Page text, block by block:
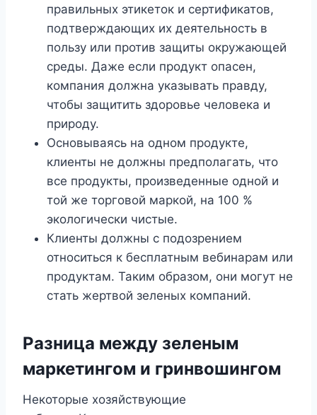
правильных этикеток и сертификатов,
подтверждающих их деятельность в
пользу или против защиты окружающей
среды. Даже если продукт опасен,
компания должна указывать правду,
чтобы защитить здоровье человека и
природу.
Основываясь на одном продукте,
клиенты не должны предполагать, что
все продукты, произведенные одной и
той же торговой маркой, на 100 %
экологически чистые.
Клиенты должны с подозрением
относиться к бесплатным вебинарам или
продуктам. Таким образом, они могут не
стать жертвой зеленых компаний.
Разница между зеленым
маркетингом и гринвошингом
Некоторые хозяйствующие